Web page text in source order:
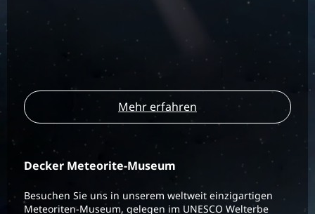
Mehr erfahren
Decker Meteorite-Museum
Besuchen Sie uns in unserem weltweit einzigartigen
Meteoriten-Museum, gelegen im UNESCO Welterbe